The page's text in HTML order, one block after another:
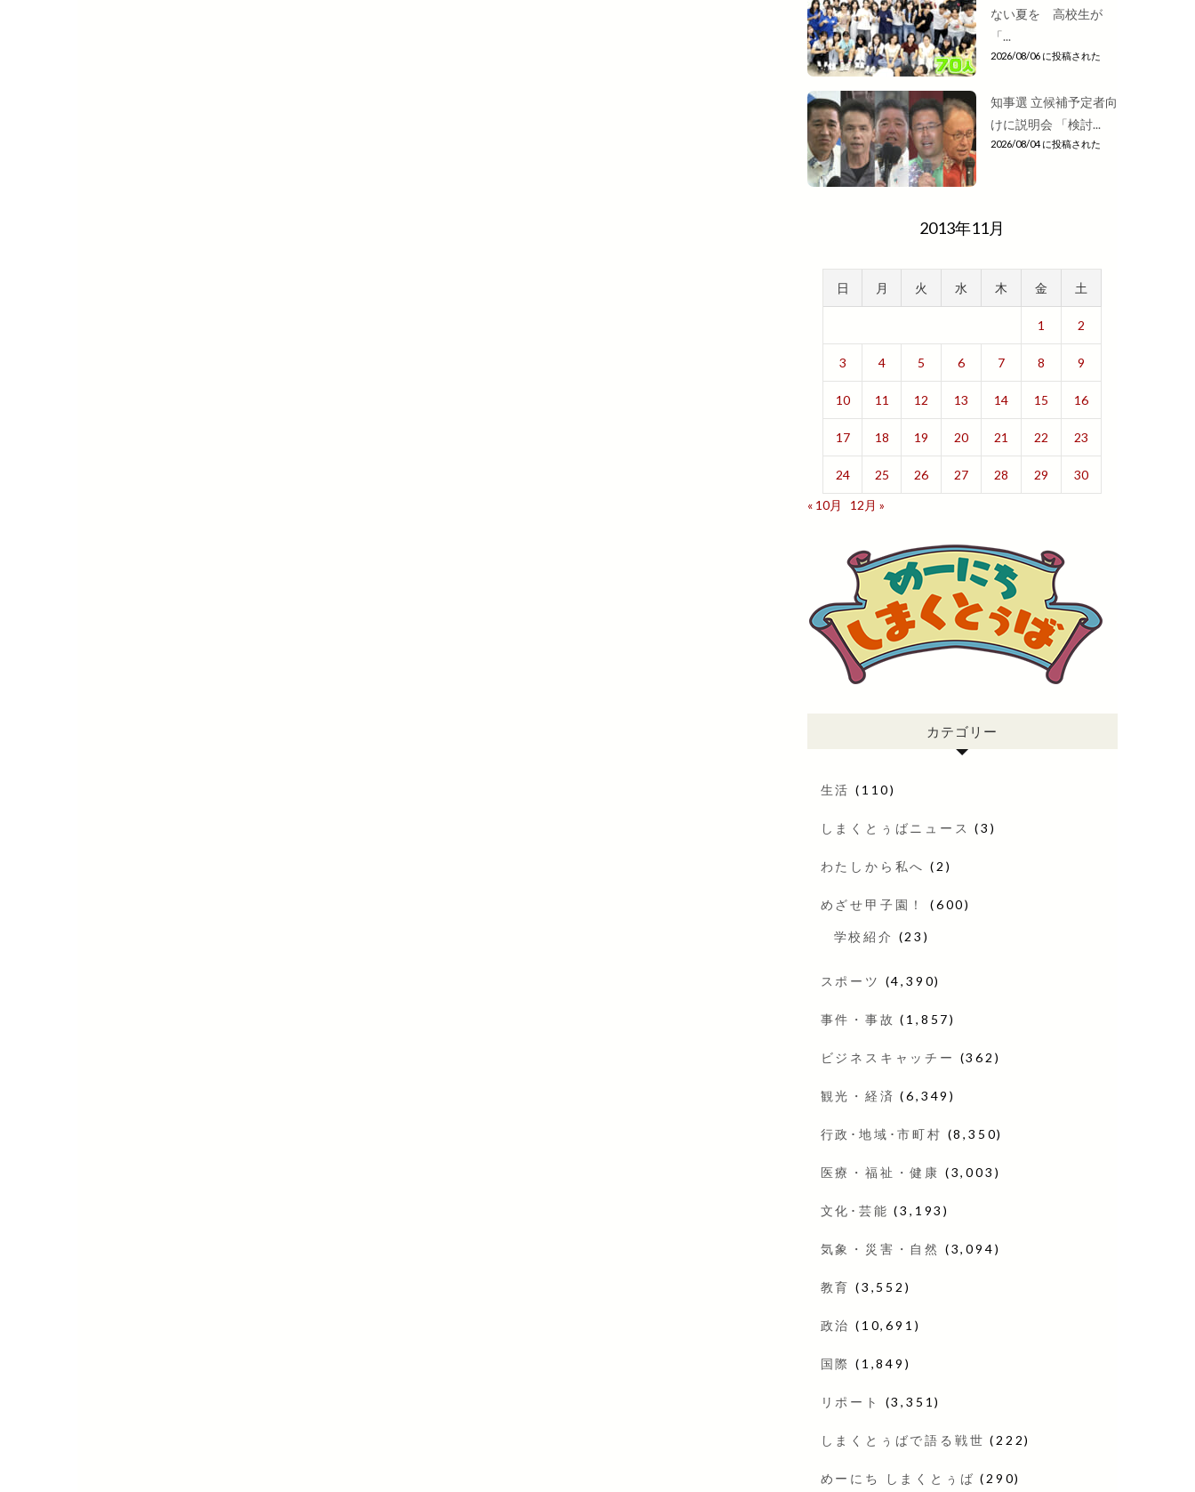
ない夏を 高校生が
「...
2026/08/06 に投稿された
知事選 立候補予定者向
けに説明会 「検討...
2026/08/04 に投稿された
2013年11月
日 月 火 水 木 金 土
1 2
3 4 5 6 7 8 9
10 11 12 13 14 15 16
17 18 19 20 21 22 23
24 25 26 27 28 29
30
« 10月
12月 »
カテゴリー
生活 (110)
しまくとぅばニュース (3)
わたしから私へ (2)
めざせ甲子園！ (600)
学校紹介 (23)
スポーツ (4,390)
事件・事故 (1,857)
ビジネスキャッチー (362)
観光・経済 (6,349)
行政･地域･市町村 (8,350)
医療・福祉・健康 (3,003)
文化･芸能 (3,193)
気象・災害・自然 (3,094)
教育 (3,552)
政治 (10,691)
国際 (1,849)
リポート (3,351)
しまくとぅばで語る戦世 (222)
めーにち しまくとぅば (290)